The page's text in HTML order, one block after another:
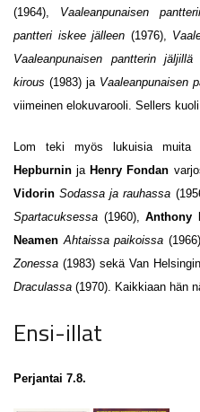
(1964), Vaaleanpunaisen
pantteri iskee jälleen (1976),
Vaaleanpunaisen pantterin jäljillä
kirous (1983) ja Vaaleanpunaisen
viimeinen elokuvarooli. Sellers
Lom teki myös lukuisia muita
Hepburninja Henry Fondan
VidorinSodassa ja rauhassa
Spartacuksessa (1960),Anthony
Neamen Ahtaissa paikoissa
Zonessa (1983) sekä Van
Draculassa (1970). Kaikkiaan hän
Ensi-illat
Perjantai 7.8.